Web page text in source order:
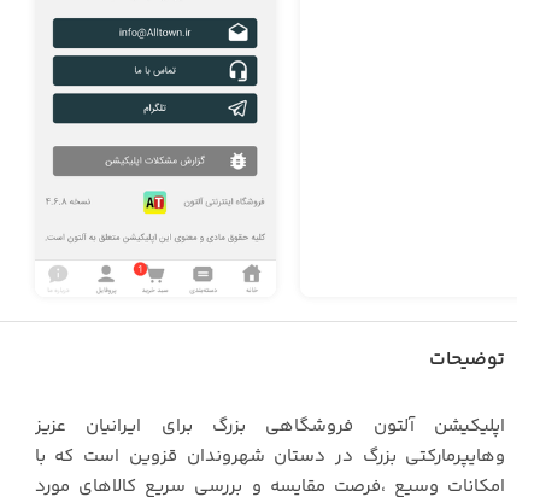
توضیحات
اپلیکیشن آلتون فروشگاهی بزرگ برای ایرانیان عزیز
وهایپرمارکتی بزرگ در دستان شهروندان قزوین است که با
امکانات وسیع ،فرصت مقایسه و بررسی سریع کالاهای مورد